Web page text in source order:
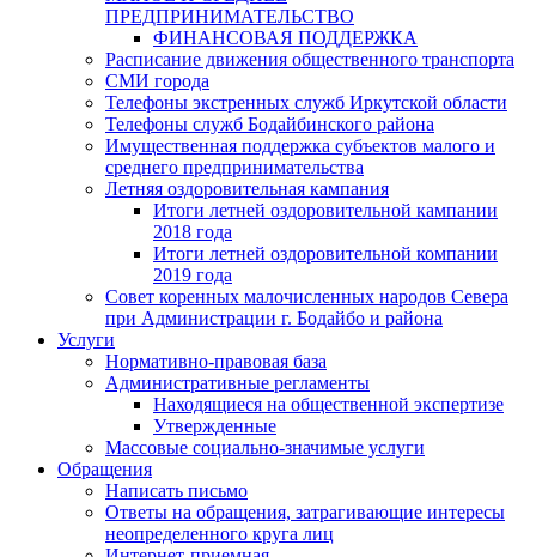
ПРЕДПРИНИМАТЕЛЬСТВО
ФИНАНСОВАЯ ПОДДЕРЖКА
Расписание движения общественного транспорта
СМИ города
Телефоны экстренных служб Иркутской области
Телефоны служб Бодайбинского района
Имущественная поддержка субъектов малого и
среднего предпринимательства
Летняя оздоровительная кампания
Итоги летней оздоровительной кампании
2018 года
Итоги летней оздоровительной компании
2019 года
Совет коренных малочисленных народов Севера
при Администрации г. Бодайбо и района
Услуги
Нормативно-правовая база
Административные регламенты
Находящиеся на общественной экспертизе
Утвержденные
Массовые социально-значимые услуги
Обращения
Написать письмо
Ответы на обращения, затрагивающие интересы
неопределенного круга лиц